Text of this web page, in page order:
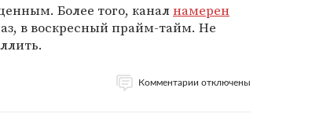
Более того, каналнамерен
в воскресный прайм-тайм. Не
Комментарии отключены